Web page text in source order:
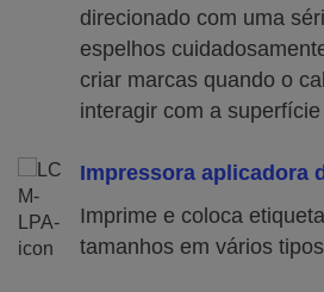
direcionado com uma
espelhos
criar marcas quando o
interagir com a
Impressora aplicadora
Imprime e coloca
tamanhos em vários